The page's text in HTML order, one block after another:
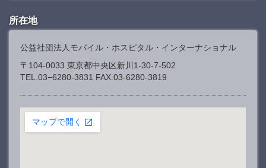
所在地
公益社団法人モバイル・ホスピタル・インターナショナル
〒104-0033 東京都中央区新川1-30-7-502
TEL.03−6280-3831 FAX.03-6280-3819